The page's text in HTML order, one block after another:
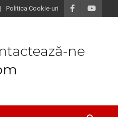
Politica Cookie-uri